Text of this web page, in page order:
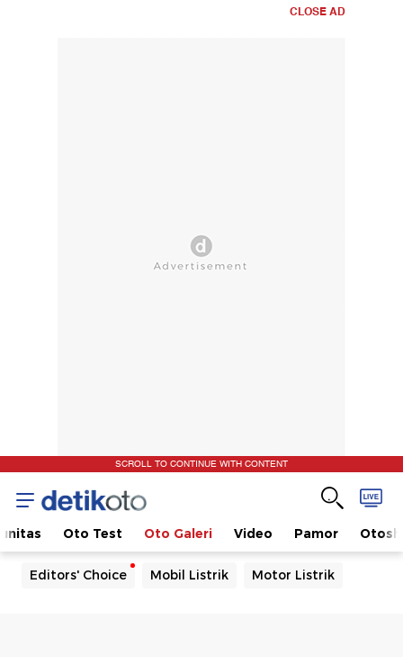
CLOSE AD
SCROLL TO CONTINUE WITH CONTENT
Oto Test Oto Galeri Video Pamor
Editors' Choice Mobil Listrik Motor Listrik